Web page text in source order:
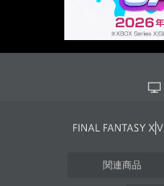
関連商品